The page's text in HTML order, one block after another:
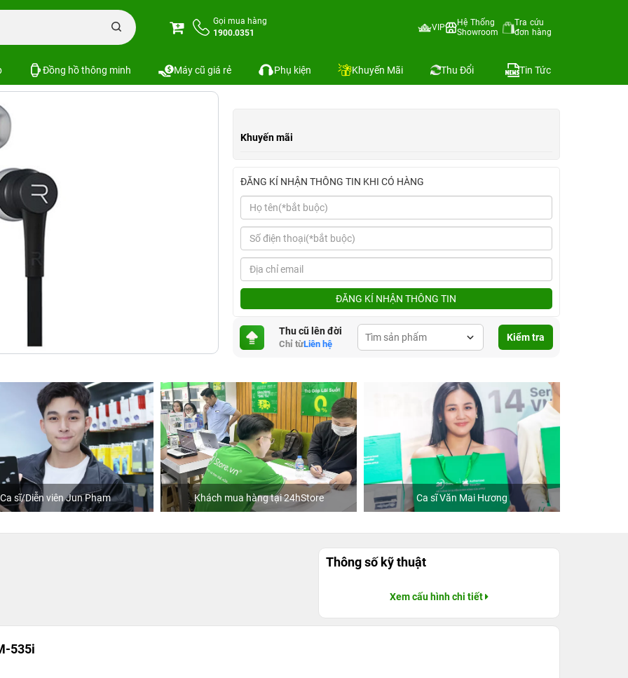
Gọi mua hàng
1900.0351
VIP
Hệ Thống
Showroom
Tra cứu
đơn hàng
Đồng hồ thông minh Máy cũ giá rẻ Phụ kiện Khuyến Mãi Thu Đổi Tin Tức
Khuyến mãi
ĐĂNG KÍ NHẬN THÔNG TIN KHI CÓ HÀNG
ĐĂNG KÍ NHẬN THÔNG TIN
Thu cũ lên đời
Chỉ từLiên hệ
Kiểm tra
Ca sĩ/Diễn viên Jun Phạm Khách mua hàng tại 24hStore Ca sĩ Văn Mai Hương
Thông số kỹ thuật
Xem cấu hình chi tiết
535i